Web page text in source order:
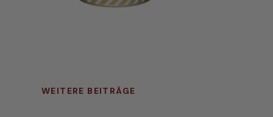
WEITERE BEITRÄGE